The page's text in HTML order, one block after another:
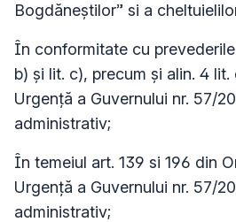
Bogdăneştilor” si a
În conformitate cu
b) şi lit. c), precum şi alin. 4
Urgență a Guvernului nr. 57/
administrativ;
În temeiul art. 139 si 196 din
Urgență a Guvernului nr. 57/
administrativ;